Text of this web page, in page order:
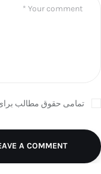
تمامی حقوق مطالب
A COMMENT